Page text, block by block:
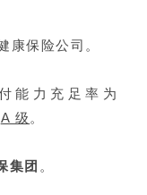
康保险公司。
能力充足率为
A 级 。
集团 。